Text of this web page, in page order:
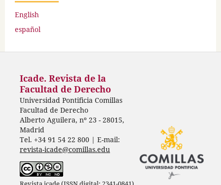
English
español
Icade. Revista de la
Facultad de Derecho
Universidad Pontificia Comillas
Facultad de Derecho
Alberto Aguilera, nº 23 - 28015,
Madrid
Tel. +34 91 54 22 800 | E-mail:
revista-icade@comillas.edu